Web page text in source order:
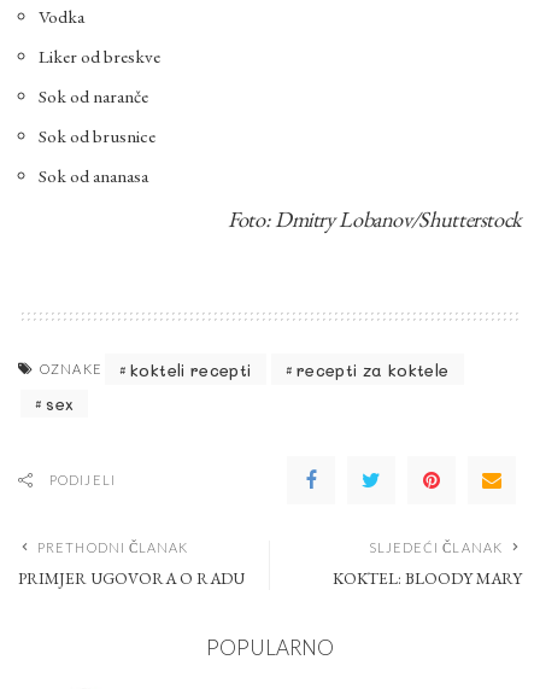
Vodka
Liker od breskve
Sok od naranče
Sok od brusnice
Sok od ananasa
Foto: Dmitry Lobanov/Shutterstock
OZNAKE kokteli recepti
recepti za koktele
sex
PODIJELI
PRETHODNI ČLANAK
PRIMJER UGOVORA O RADU
SLJEDEĆI ČLANAK
KOKTEL: BLOODY MARY
POPULARNO